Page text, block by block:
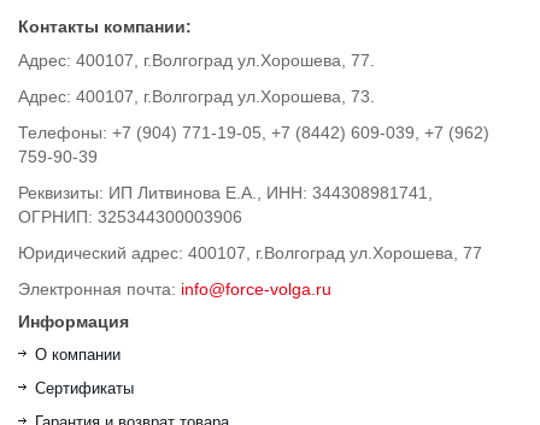
Контакты компании:
Адрес: 400107, г.Волгоград ул.Хорошева, 77.
Адрес: 400107, г.Волгоград ул.Хорошева, 73.
Телефоны: +7 (904) 771-19-05, +7 (8442) 609-039, +7 (962)
759-90-39
Реквизиты: ИП Литвинова Е.А., ИНН: 344308981741,
ОГРНИП: 325344300003906
Юридический адрес: 400107, г.Волгоград ул.Хорошева, 77
Электронная почта: info@force-volga.ru
Информация
О компании
Сертификаты